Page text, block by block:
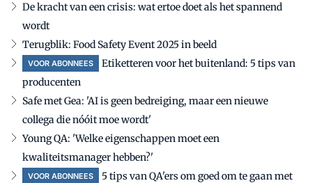
De kracht van een crisis: wat ertoe doet als het spannend
wordt
Terugblik: Food Safety Event 2025 in beeld
VOOR ABONNEES
Etiketteren voor het buitenland: 5 tips van
producenten
Safe met Gea: 'AI is geen bedreiging, maar een nieuwe
collega die nóóit moe wordt'
Young QA: 'Welke eigenschappen moet een
kwaliteitsmanager hebben?'
VOOR ABONNEES
5 tips van QA'ers om goed om te gaan met